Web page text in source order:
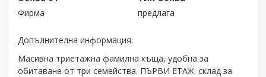
Фирма
предлага
Допълнителна информация:
Масивна триетажна фамилна къща, удобна за
обитаване от три семейства. ПЪРВИ ЕТАЖ: склад за